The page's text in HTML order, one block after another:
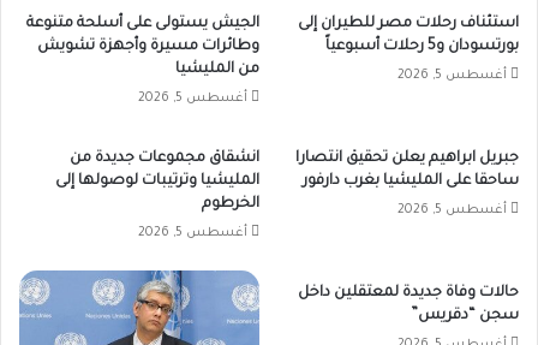
استئناف رحلات مصر للطيران إلى
بورتسودان و5 رحلات أسبوعياً
أغسطس 5, 2026
الجيش يستولى على أسلحة متنوعة
وطائرات مسيرة وأجهزة تشويش
من المليشيا
أغسطس 5, 2026
جبريل ابراهيم يعلن تحقيق انتصارا
ساحقا على المليشيا بغرب دارفور
أغسطس 5, 2026
انشقاق مجموعات جديدة من
المليشيا وترتيبات لوصولها إلى
الخرطوم
أغسطس 5, 2026
حالات وفاة جديدة لمعتقلين داخل
سجن “دقريس”